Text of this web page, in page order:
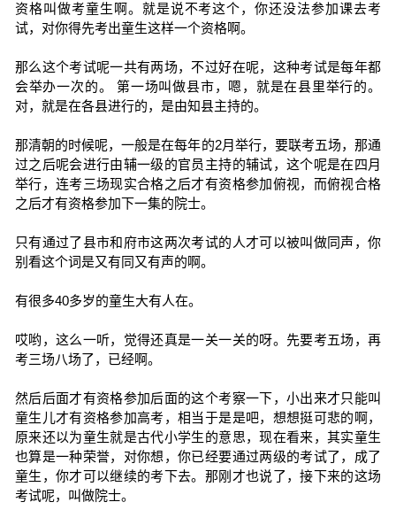
资格叫做考童生啊。就是说不考这个，你还没法参加课去考
试，对你得先考出童生这样一个资格啊。
那么这个考试呢一共有两场，不过好在呢，这种考试是每年都
会举办一次的。 第一场叫做县市，嗯，就是在县里举行的。
对，就是在各县进行的，是由知县主持的。
那清朝的时候呢，一般是在每年的2月举行，要联考五场，那通
过之后呢会进行由辅一级的官员主持的辅试，这个呢是在四月
举行，连考三场现实合格之后才有资格参加俯视，而俯视合格
之后才有资格参加下一集的院士。
只有通过了县市和府市这两次考试的人才可以被叫做同声，你
别看这个词是又有同又有声的啊。
有很多40多岁的童生大有人在。
哎哟，这么一听，觉得还真是一关一关的呀。先要考五场，再
考三场八场了，已经啊。
然后后面才有资格参加后面的这个考察一下，小出来才只能叫
童生儿才有资格参加高考，相当于是是吧，想想挺可悲的啊，
原来还以为童生就是古代小学生的意思，现在看来，其实童生
也算是一种荣誉，对你想，你已经要通过两级的考试了，成了
童生，你才可以继续的考下去。那刚才也说了，接下来的这场
考试呢，叫做院士。